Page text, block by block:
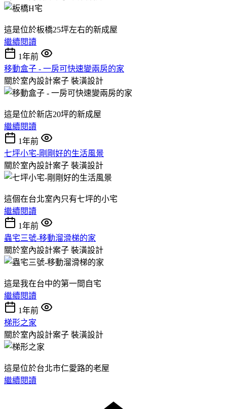
這是位於板橋25坪左右的新成屋
繼續閱讀
1年前
移動盒子 - 一房可快速變兩房的家
關於室內設計案子 裝潢設計
這是位於新店20坪的新成屋
繼續閱讀
1年前
七坪小宅-剛剛好的生活風景
關於室內設計案子 裝潢設計
這個在台北室內只有七坪的小宅
繼續閱讀
1年前
蟲宅三號-移動溜滑梯的家
關於室內設計案子 裝潢設計
這是我在台中的第一間自宅
繼續閱讀
1年前
梯形之家
關於室內設計案子 裝潢設計
這是位於台北市仁愛路的老屋
繼續閱讀